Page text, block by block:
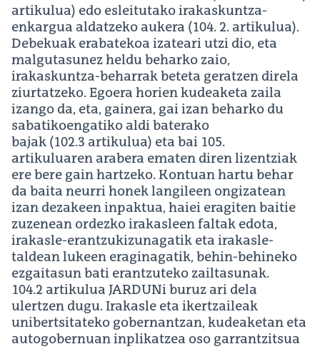
artikulua) edo esleitutako irakaskuntza-
enkargua aldatzeko aukera (104. 2. artikulua).
Debekuak erabatekoa izateari utzi dio, eta
malgutasunez heldu beharko zaio,
irakaskuntza-beharrak beteta geratzen direla
ziurtatzeko. Egoera horien kudeaketa zaila
izango da, eta, gainera, gai izan beharko du
sabatikoengatiko aldi baterako
bajak (102.3 artikulua) eta bai 105.
artikuluaren arabera ematen diren lizentziak
ere bere gain hartzeko. Kontuan hartu behar
da baita neurri honek langileen ongizatean
izan dezakeen inpaktua, haiei eragiten baitie
zuzenean ordezko irakasleen faltak edota,
irakasle-erantzukizunagatik eta irakasle-
taldean lukeen eraginagatik, behin-behineko
ezgaitasun bati erantzuteko zailtasunak.
104.2 artikulua JARDUNi buruz ari dela
ulertzen dugu. Irakasle eta ikertzaileak
unibertsitateko gobernantzan, kudeaketan eta
autogobernuan inplikatzea oso garrantzitsua